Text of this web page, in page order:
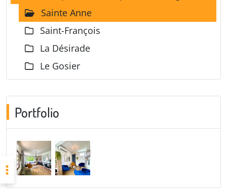
Sainte Anne
Saint-François
La Désirade
Le Gosier
Portfolio